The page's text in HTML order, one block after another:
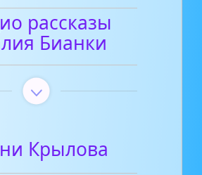
рассказы
Бианки
Крылова